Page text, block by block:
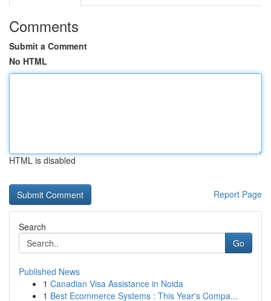
Comments
Submit a Comment
No HTML
HTML is disabled
Report Page
Search
Go
Published News
1 Canadian Visa Assistance in Noida
1 Best Ecommerce Systems : This Year's Compa...